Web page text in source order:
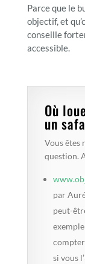
Parce que le
objectif, et
conseille
accessible.
Où
un
Vous êtes
question.
par
peut-
si vous